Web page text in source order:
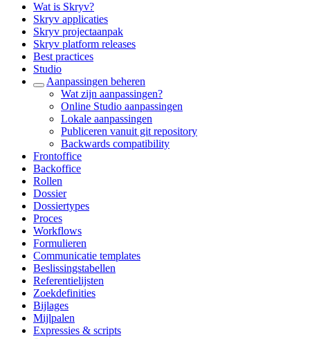
Wat is Skryv?
Skryv applicaties
Skryv projectaanpak
Skryv platform releases
Best practices
Studio
Aanpassingen beheren
Wat zijn aanpassingen?
Online Studio aanpassingen
Lokale aanpassingen
Publiceren vanuit git repository
Backwards compatibility
Frontoffice
Backoffice
Rollen
Dossier
Dossiertypes
Proces
Workflows
Formulieren
Communicatie templates
Beslissingstabellen
Referentielijsten
Zoekdefinities
Bijlages
Mijlpalen
Expressies & scripts